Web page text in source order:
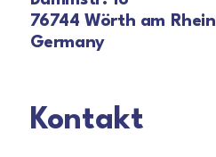
76744 Wörth am Rhein
Germany
Kontakt